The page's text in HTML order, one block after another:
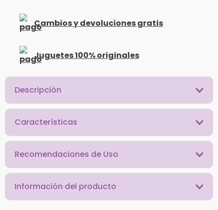
Cambios y devoluciones gratis
Juguetes 100% originales
Descripción
Características
Recomendaciones de Uso
Información del producto